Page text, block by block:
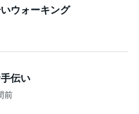
ウォーキング
伝い
前